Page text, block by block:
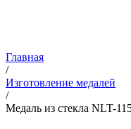
Главная
/
Изготовление медалей
/
Медаль из стекла NLT-